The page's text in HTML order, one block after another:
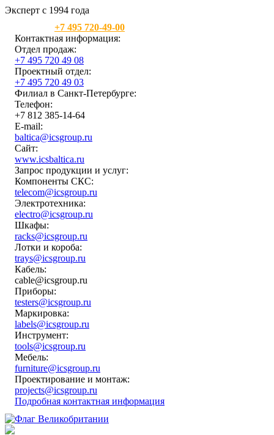
Эксперт с 1994 года
+7 495 720-49-00
Контактная информация:
Отдел продаж:
+7 495 720 49 08
Проектный отдел:
+7 495 720 49 03
Филиал в Санкт-Петербурге:
Телефон:
+7 812 385-14-64
E-mail:
baltica@icsgroup.ru
Сайт:
www.icsbaltica.ru
Запрос продукции и услуг:
Компоненты СКС:
telecom@icsgroup.ru
Электротехника:
electro@icsgroup.ru
Шкафы:
racks@icsgroup.ru
Лотки и короба:
trays@icsgroup.ru
Кабель:
cable@icsgroup.ru
Приборы:
testers@icsgroup.ru
Маркировка:
labels@icsgroup.ru
Инструмент:
tools@icsgroup.ru
Мебель:
furniture@icsgroup.ru
Проектирование и монтаж:
projects@icsgroup.ru
Подробная контактная информация